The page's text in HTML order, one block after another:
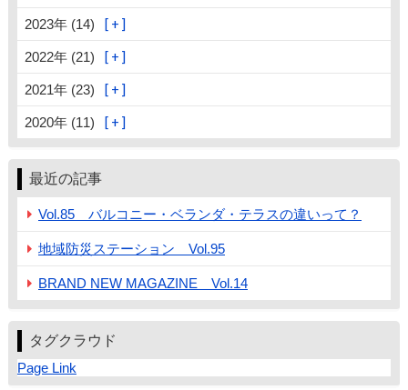
2023年 (14)
2022年 (21)
2021年 (23)
2020年 (11)
最近の記事
Vol.85 バルコニー・ベランダ・テラスの違いって？
地域防災ステーション Vol.95
BRAND NEW MAGAZINE Vol.14
タグクラウド
Page Link